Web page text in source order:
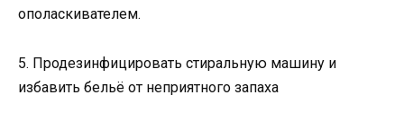
ополаскивателем.
5. Продезинфицировать стиральную машину и
избавить бельё от неприятного запаха